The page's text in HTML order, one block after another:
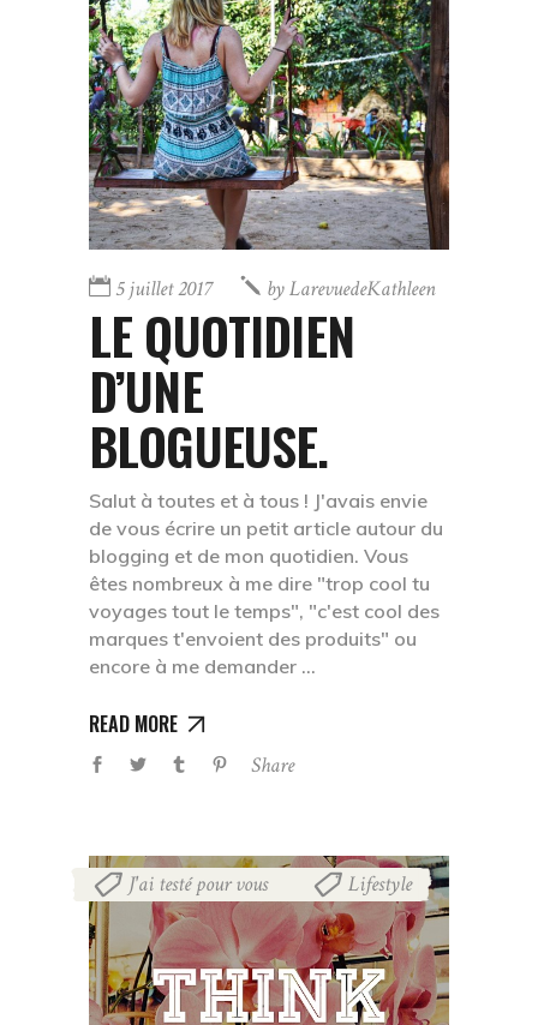
5 juillet 2017 byLarevuedeKathleen
LE QUOTIDIEN
D’UNE
BLOGUEUSE.
Salut à toutes et à tous ! J'avais envie
de vous écrire un petit article autour du
blogging et de mon quotidien. Vous
êtes nombreux à me dire "trop cool tu
voyages tout le temps", "c'est cool des
marques t'envoient des produits" ou
encore à me demander
READ MORE
Share
J'ai testé pour vous Lifestyle